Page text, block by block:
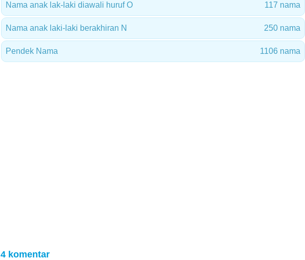
Nama anak lak-laki diawali huruf O 117 nama
Nama anak laki-laki berakhiran N 250 nama
Pendek Nama 1106 nama
4 komentar